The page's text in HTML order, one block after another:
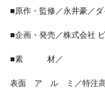
■原作・監修／永井豪／
■企画・発売／株式会社
■素 材／
表面 ア ル ミ／特注高